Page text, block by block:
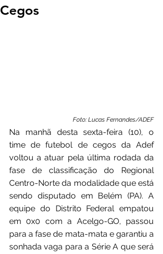
Cegos
Foto: Lucas Fernandes/ADEF
Na manhã desta sexta-feira (10), o
time de futebol de cegos da Adef
voltou a atuar pela última rodada da
fase de classificação do Regional
Centro-Norte da modalidade que está
sendo disputado em Belém (PA). A
equipe do Distrito Federal empatou
em 0x0 com a Acelgo-GO, passou
para a fase de mata-mata e garantiu a
sonhada vaga para a Série A que será